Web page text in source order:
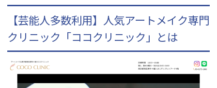
【芸能人多数利用】人気アートメイク専門
クリニック「ココクリニック」とは